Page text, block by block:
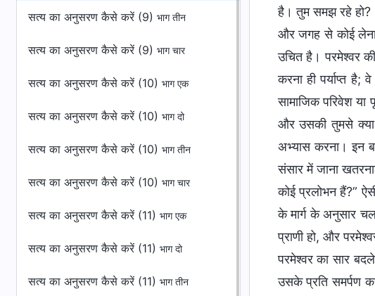
सत्य का अनुसरण कैसे करें (9) भाग तीन
सत्य का अनुसरण कैसे करें (9) भाग चार
सत्य का अनुसरण कैसे करें (10) भाग एक
सत्य का अनुसरण कैसे करें (10) भाग दो
सत्य का अनुसरण कैसे करें (10) भाग तीन
सत्य का अनुसरण कैसे करें (10) भाग चार
सत्य का अनुसरण कैसे करें (11) भाग एक
सत्य का अनुसरण कैसे करें (11) भाग दो
सत्य का अनुसरण कैसे करें (11) भाग तीन
है। तुम समझ रहे हो?
और जगह से कोई
उचित है। परमेश्वर
करना ही पर्याप्त
सामाजिक परिवेश या
और उसकी तुमसे क्या
अभ्यास करना। इन
संसार में जाना
कोई प्रलोभन हैं?”
के मार्ग के अनुसार
प्राणी हो, और
परमेश्वर का सार
उसके प्रति समर्पण